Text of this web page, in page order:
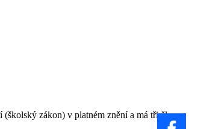
(školský zákon) v platném znění a má tři členy: